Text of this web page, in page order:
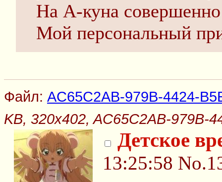
На А-куна
Мой персональный
Файл: AC65C2AB-979B-4424-
KB, 320x402, AC65C2AB-979B-
Детское
13:25:58